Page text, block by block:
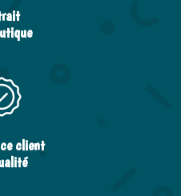
client